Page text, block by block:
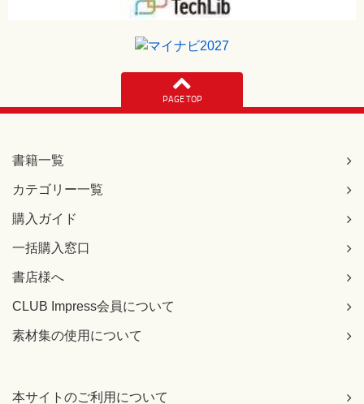
PAGE TOP
書籍一覧
カテゴリー一覧
購入ガイド
一括購入窓口
書店様へ
CLUB Impress会員について
素材集の使用について
本サイトのご利用について